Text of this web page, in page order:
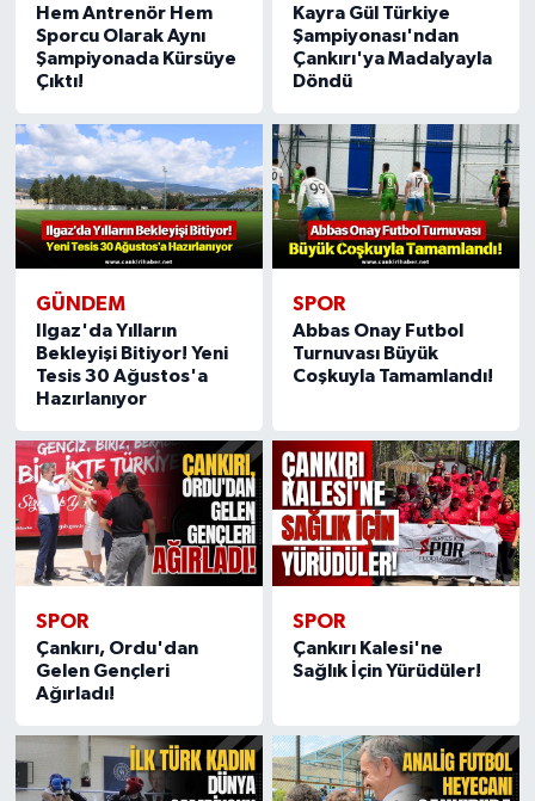
Hem Antrenör Hem
Sporcu Olarak Aynı
Şampiyonada Kürsüye
Çıktı!
Kayra Gül Türkiye
Şampiyonası'ndan
Çankırı'ya Madalyayla
Döndü
GÜNDEM
Ilgaz'da Yılların
Bekleyişi Bitiyor! Yeni
Tesis 30 Ağustos'a
Hazırlanıyor
SPOR
Abbas Onay Futbol
Turnuvası Büyük
Coşkuyla Tamamlandı!
SPOR
Çankırı, Ordu'dan
Gelen Gençleri
Ağırladı!
SPOR
Çankırı Kalesi'ne
Sağlık İçin Yürüdüler!